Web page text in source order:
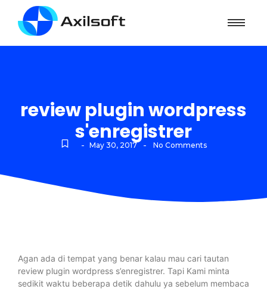
review plugin wordpress
s'enregistrer
- May 30, 2017 - No Comments
Agan ada di tempat yang benar kalau mau cari tautan
review plugin wordpress s’enregistrer. Tapi Kami minta
sedikit waktu beberapa detik dahulu ya sebelum membaca